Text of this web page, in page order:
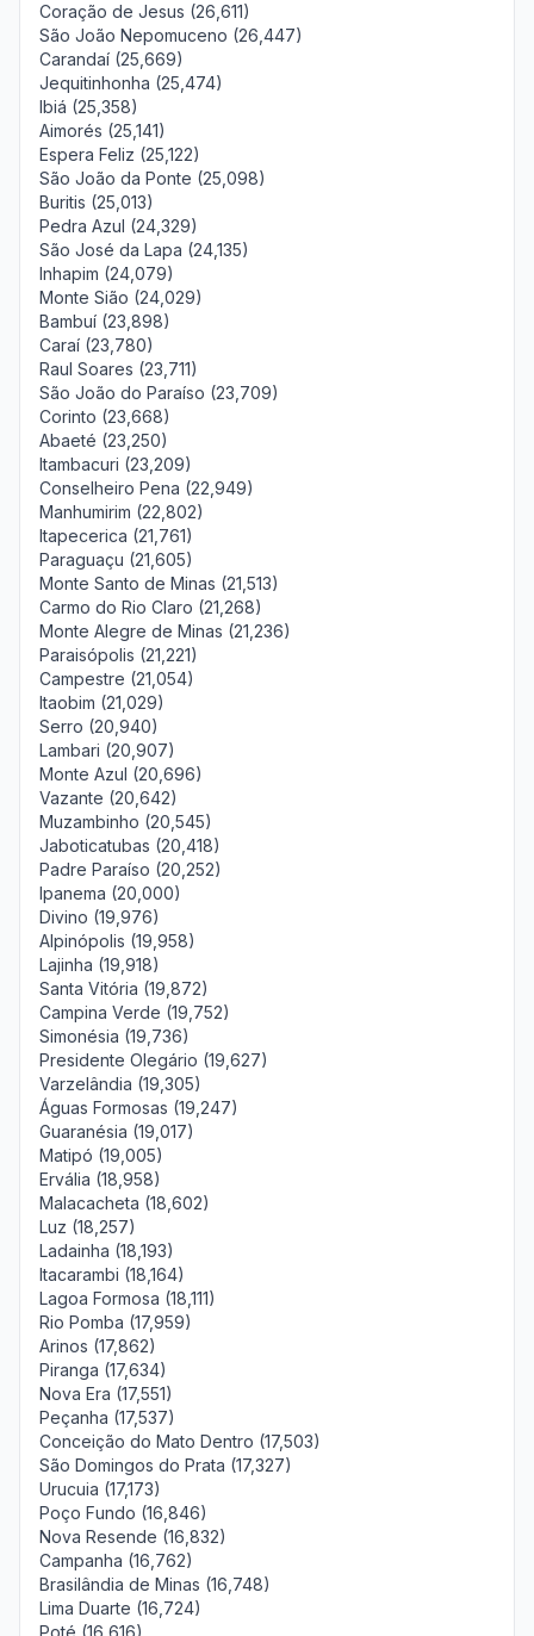
Coração de Jesus (26,611)
São João Nepomuceno (26,447)
Carandaí (25,669)
Jequitinhonha (25,474)
Ibiá (25,358)
Aimorés (25,141)
Espera Feliz (25,122)
São João da Ponte (25,098)
Buritis (25,013)
Pedra Azul (24,329)
São José da Lapa (24,135)
Inhapim (24,079)
Monte Sião (24,029)
Bambuí (23,898)
Caraí (23,780)
Raul Soares (23,711)
São João do Paraíso (23,709)
Corinto (23,668)
Abaeté (23,250)
Itambacuri (23,209)
Conselheiro Pena (22,949)
Manhumirim (22,802)
Itapecerica (21,761)
Paraguaçu (21,605)
Monte Santo de Minas (21,513)
Carmo do Rio Claro (21,268)
Monte Alegre de Minas (21,236)
Paraisópolis (21,221)
Campestre (21,054)
Itaobim (21,029)
Serro (20,940)
Lambari (20,907)
Monte Azul (20,696)
Vazante (20,642)
Muzambinho (20,545)
Jaboticatubas (20,418)
Padre Paraíso (20,252)
Ipanema (20,000)
Divino (19,976)
Alpinópolis (19,958)
Lajinha (19,918)
Santa Vitória (19,872)
Campina Verde (19,752)
Simonésia (19,736)
Presidente Olegário (19,627)
Varzelândia (19,305)
Águas Formosas (19,247)
Guaranésia (19,017)
Matipó (19,005)
Ervália (18,958)
Malacacheta (18,602)
Luz (18,257)
Ladainha (18,193)
Itacarambi (18,164)
Lagoa Formosa (18,111)
Rio Pomba (17,959)
Arinos (17,862)
Piranga (17,634)
Nova Era (17,551)
Peçanha (17,537)
Conceição do Mato Dentro (17,503)
São Domingos do Prata (17,327)
Urucuia (17,173)
Poço Fundo (16,846)
Nova Resende (16,832)
Campanha (16,762)
Brasilândia de Minas (16,748)
Lima Duarte (16,724)
Poté (16,616)